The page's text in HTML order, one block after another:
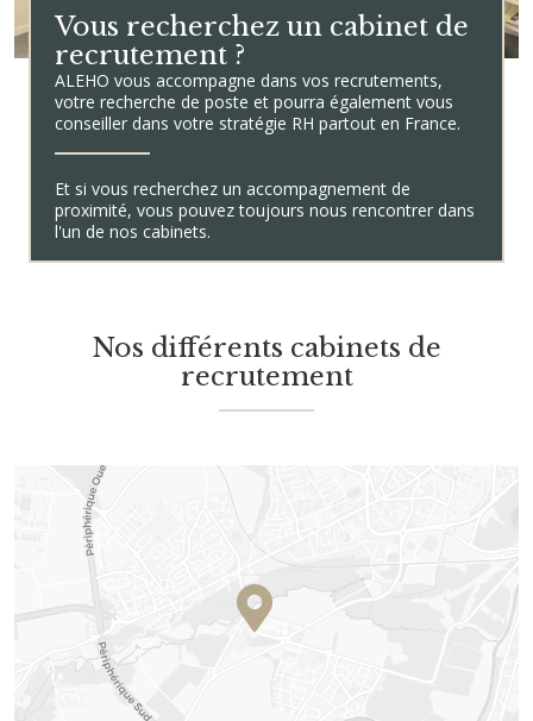
Vous recherchez un cabinet de
recrutement ?
ALEHO vous accompagne dans vos recrutements,
votre recherche de poste et pourra également vous
conseiller dans votre stratégie RH partout en France.
Et si vous recherchez un accompagnement de
proximité, vous pouvez toujours nous rencontrer dans
l'un de nos cabinets.
Nos différents cabinets de
recrutement